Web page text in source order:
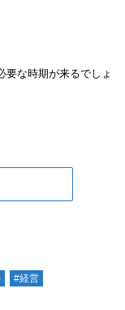
要な時期が来るでしょ
#経営